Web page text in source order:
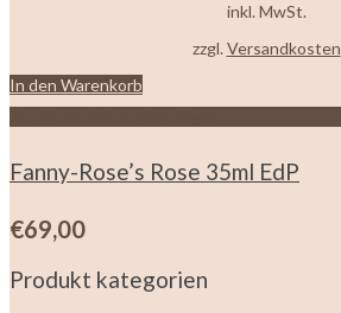
inkl. MwSt.
zzgl.Versandkosten
In den Warenkorb
Fanny-Rose’s Rose 35ml EdP
€69,00
Produkt kategorien